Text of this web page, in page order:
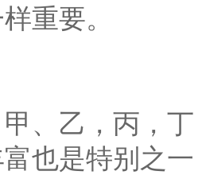
重要。
、乙，丙，丁
也是特别之一